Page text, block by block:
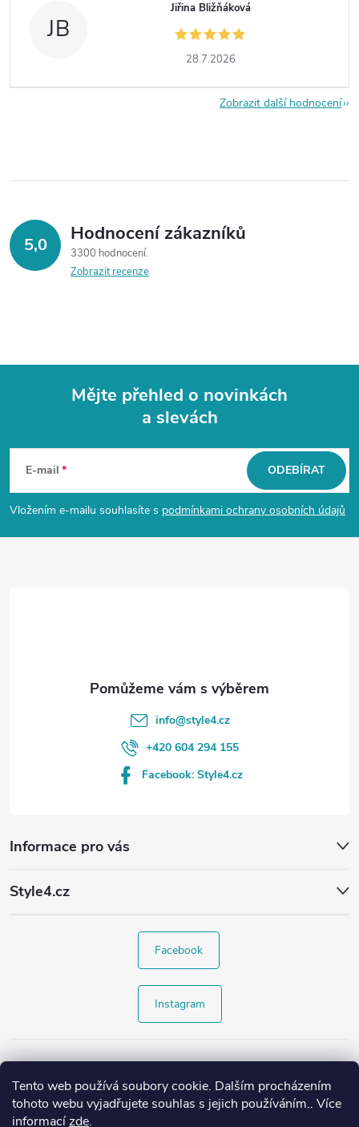
Tento web používá soubory cookie. Dalším procházením
tohoto webu vyjadřujete souhlas s jejich používáním.. Více
informacízde.
JB
Jiřina Bližňáková
28.7.2026
Zobrazit další hodnocení
5,0 Hodnocení zákazníků
3300 hodnocení
Zobrazit recenze
p
a
Mějte přehled o novinkách
a slevách
E-mail
Vložením e-mailu souhlasíte s podmínkami ochrany osobních údajů
ODEBÍRAT
Informace pro vás
Style4.cz
info@style4.cz
+420 604 294 155
Facebook: Style4.cz
Facebook
Instagram